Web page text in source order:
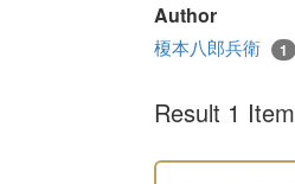
Author
榎本八郎兵衛 1
Result 1 Item